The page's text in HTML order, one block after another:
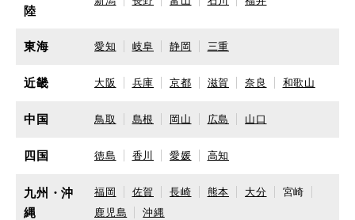
陸
東海 愛知 岐阜 静岡 三重
近畿 大阪 兵庫 京都 滋賀 奈良 和歌山
中国 鳥取 島根 岡山 広島 山口
四国 徳島 香川 愛媛 高知
九州・沖
縄
福岡 佐賀 長崎 熊本 大分
宮崎
鹿児島
沖縄